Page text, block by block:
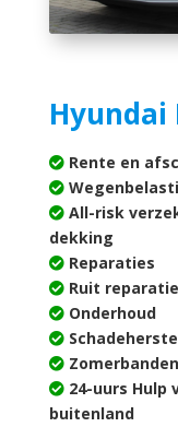
Hyundai
Rente en
All-risk
dekking
Reparaties
Ruit
Onderhoud
Zomerbanden
24-uurs Hulp
buitenland